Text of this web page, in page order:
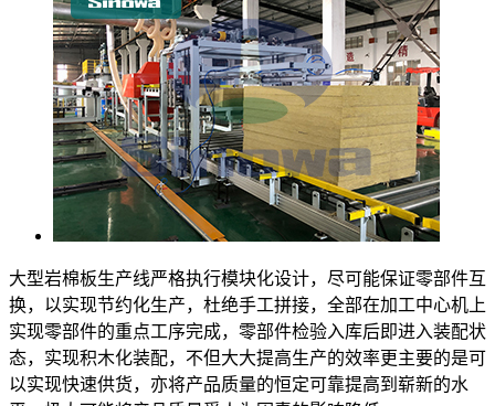
大型岩棉板生产线严格执行模块化设计，尽可能保证零部件互
换，以实现节约化生产，杜绝手工拼接，全部在加工中心机上
实现零部件的重点工序完成，零部件检验入库后即进入装配状
态，实现积木化装配，不但大大提高生产的效率更主要的是可
以实现快速供货，亦将产品质量的恒定可靠提高到崭新的水